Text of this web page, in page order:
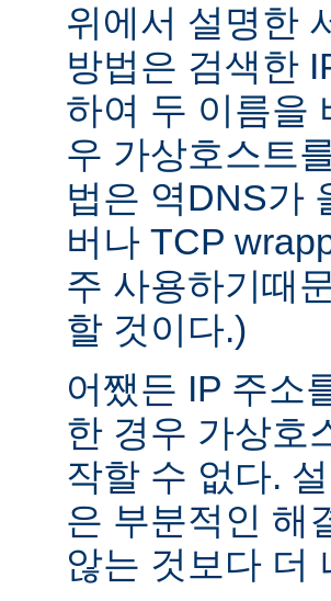
위에서 설명한
방법은 검색한
하여 두 이름을
우 가상호스트
법은 역DNS가
버나 TCP
주 사용하기때
할 것이다.)
어쨌든 IP 주소
한 경우 가상호
작할 수 없다.
은 부분적인 해
않는 것보다 더